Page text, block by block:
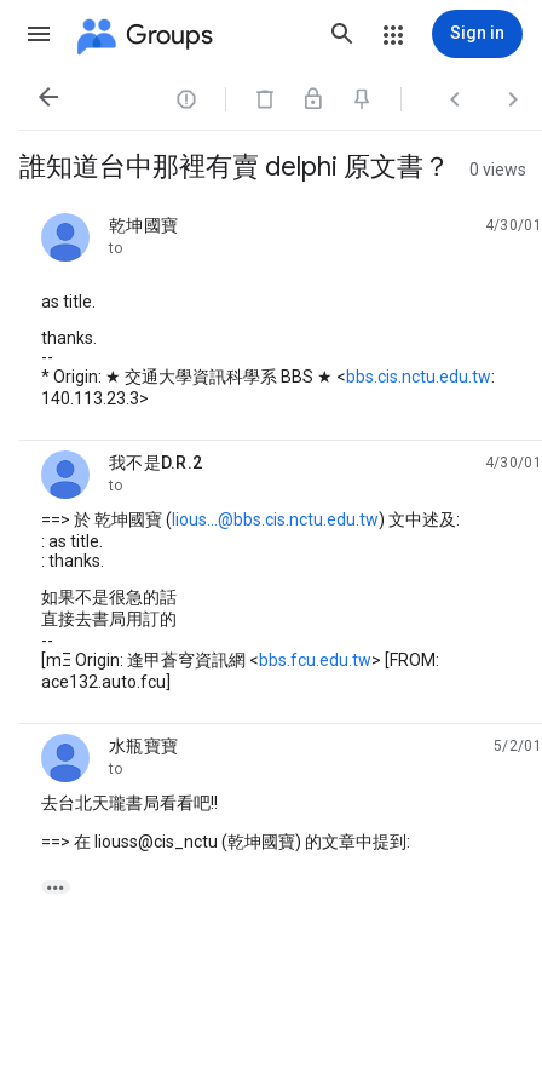
Groups Sign in
   
誰知道台中那裡有賣 delphi 原文書？ 0 views
乾坤國寶
unread,
4/30/01
to
as title.
thanks.
--
* Origin: ★ 交通大學資訊科學系 BBS ★ <bbs.cis.nctu.edu.tw:
140.113.23.3>
我不是D.R.2
unread,
4/30/01
to
==> 於 乾坤國寶 ( lious...@bbs.cis.nctu.edu.tw) 文中述及:
: as title.
: thanks.
如果不是很急的話
直接去書局用訂的
--
[mΞ Origin: 逢甲蒼穹資訊網 <bbs.fcu.edu.tw> [FROM:
ace132.auto.fcu]
水瓶寶寶
unread,
5/2/01
to
去台北天瓏書局看看吧!!
==> 在 liouss@cis_nctu (乾坤國寶) 的文章中提到:
